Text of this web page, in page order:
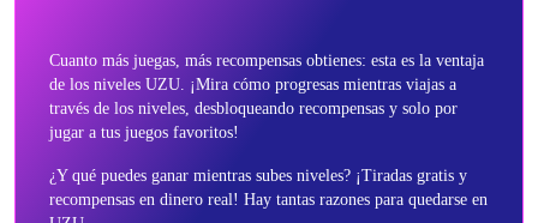
Cuanto más juegas, más recompensas obtienes: esta es la ventaja
de los niveles UZU. ¡Mira cómo progresas mientras viajas a
través de los niveles, desbloqueando recompensas y solo por
jugar a tus juegos favoritos!
¿Y qué puedes ganar mientras subes niveles? ¡Tiradas gratis y
recompensas en dinero real! Hay tantas razones para quedarse en